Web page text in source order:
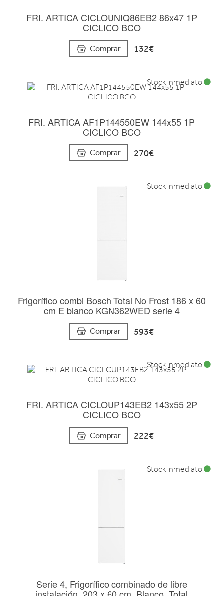
FRI. ARTICA CICLOUNIQ86EB2 86x47 1P
CICLICO BCO
Comprar 132€
FRI. ARTICA AF1P144550EW 144x55 1P
CICLICO BCO
Comprar 270€
Stock inmediato
Frigorífico combi Bosch Total No Frost 186 x 60
cm E blanco KGN362WED serie 4
Comprar 593€
Stock inmediato
FRI. ARTICA CICLOUP143EB2 143x55 2P
CICLICO BCO
Comprar 222€
Stock inmediato
Serie 4, Frigorífico combinado de libre
instalación, 203 x 60 cm, Blanco, Total
Stock inmediato